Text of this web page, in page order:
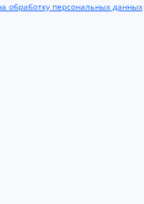
обработку персональных данных